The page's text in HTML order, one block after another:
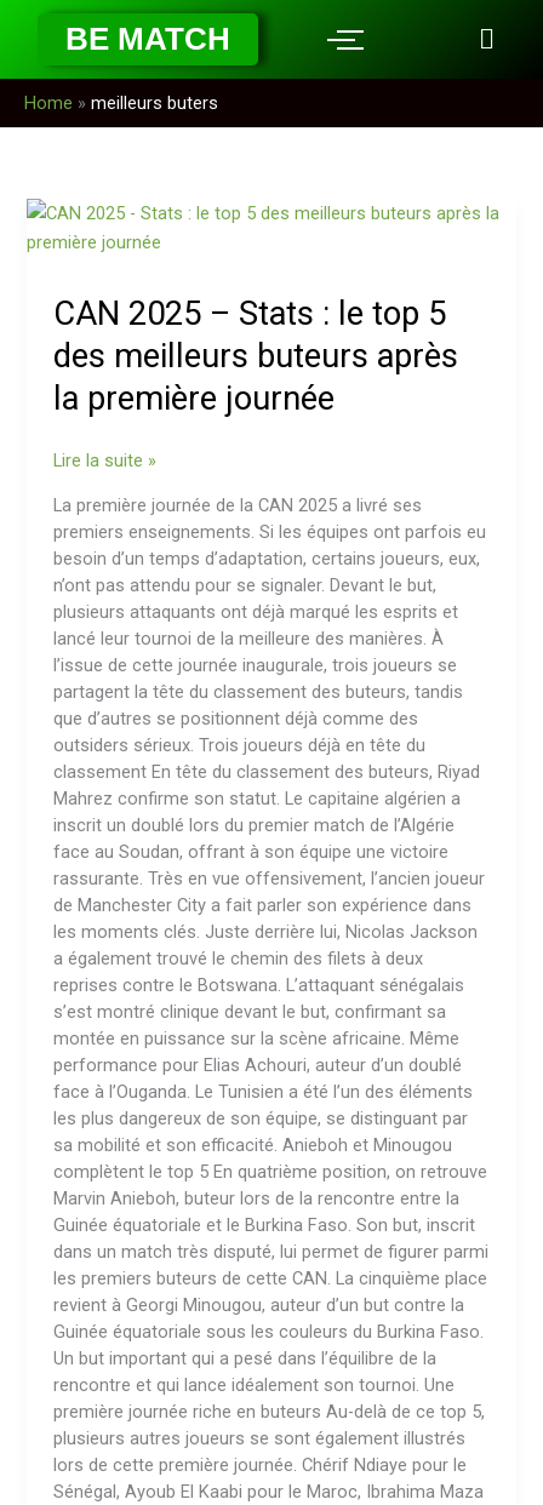
contenu
BE MATCH
Home » meilleurs buters
CAN 2025 – Stats : le top 5
des meilleurs buteurs après
la première journée
CAN
2025
:
le
top
meilleurs
après
la
première
journée
Lire la suite »
La première journée de la CAN 2025 a livré ses
premiers enseignements. Si les équipes ont parfois eu
besoin d’un temps d’adaptation, certains joueurs, eux,
n’ont pas attendu pour se signaler. Devant le but,
plusieurs attaquants ont déjà marqué les esprits et
lancé leur tournoi de la meilleure des manières. À
l’issue de cette journée inaugurale, trois joueurs se
partagent la tête du classement des buteurs, tandis
que d’autres se positionnent déjà comme des
outsiders sérieux. Trois joueurs déjà en tête du
classement En tête du classement des buteurs, Riyad
Mahrez confirme son statut. Le capitaine algérien a
inscrit un doublé lors du premier match de l’Algérie
face au Soudan, offrant à son équipe une victoire
rassurante. Très en vue offensivement, l’ancien joueur
de Manchester City a fait parler son expérience dans
les moments clés. Juste derrière lui, Nicolas Jackson
a également trouvé le chemin des filets à deux
reprises contre le Botswana. L’attaquant sénégalais
s’est montré clinique devant le but, confirmant sa
montée en puissance sur la scène africaine. Même
performance pour Elias Achouri, auteur d’un doublé
face à l’Ouganda. Le Tunisien a été l’un des éléments
les plus dangereux de son équipe, se distinguant par
sa mobilité et son efficacité. Anieboh et Minougou
complètent le top 5 En quatrième position, on retrouve
Marvin Anieboh, buteur lors de la rencontre entre la
Guinée équatoriale et le Burkina Faso. Son but, inscrit
dans un match très disputé, lui permet de figurer parmi
les premiers buteurs de cette CAN. La cinquième place
revient à Georgi Minougou, auteur d’un but contre la
Guinée équatoriale sous les couleurs du Burkina Faso.
Un but important qui a pesé dans l’équilibre de la
rencontre et qui lance idéalement son tournoi. Une
première journée riche en buteurs Au-delà de ce top 5,
plusieurs autres joueurs se sont également illustrés
lors de cette première journée. Chérif Ndiaye pour le
Sénégal, Ayoub El Kaabi pour le Maroc, Ibrahima Maza